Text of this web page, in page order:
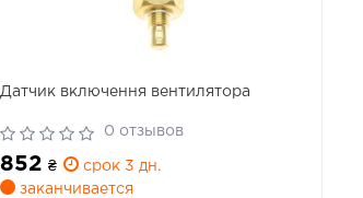
Датчик включення вентилятора
0 отзывов
852₴
срок 3 дн.
заканчивается